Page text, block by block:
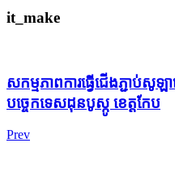
it_make
សកម្មភាពការធ្វើជើងភ្ជាប់
បច្ចេកទេសដុនបូស្កូ ខេត្តកែប
Prev